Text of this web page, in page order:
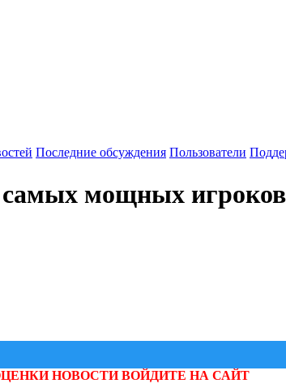
Последние обсуждения Пользователи
самых мощных игроков
НОВОСТИ ВОЙДИТЕ НА САЙТ